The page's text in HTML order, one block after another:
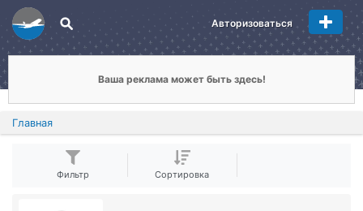
Авторизоваться
Ваша реклама может быть здесь!
Главная
Фильтр Сортировка